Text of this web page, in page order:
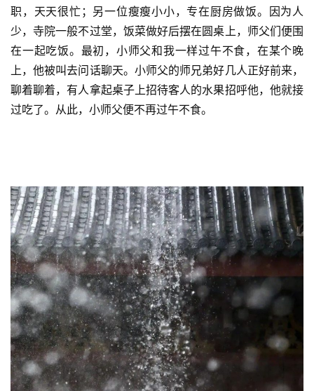
职，天天很忙；另一位瘦瘦小小，专在厨房做饭。因为人
少，寺院一般不过堂，饭菜做好后摆在圆桌上，师父们便围
在一起吃饭。最初，小师父和我一样过午不食，在某个晚
上，他被叫去问话聊天。小师父的师兄弟好几人正好前来，
聊着聊着，有人拿起桌子上招待客人的水果招呼他，他就接
过吃了。从此，小师父便不再过午不食。